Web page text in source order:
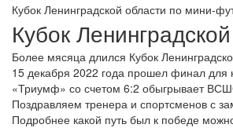
Кубок Ленинградской области по мини-
Кубок
Более мясяца длился Кубок
15 декабря 2022 года прошел финал
«Триумф» со счетом 6:2 обыгрывает
Поздравляем тренера и спортсменов с
Подробнее какой путь был к победе